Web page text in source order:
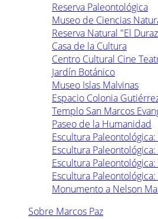
Reserva Paleontológica
Museo de Ciencias
Reserva Natural "El
Casa de la Cultura
Centro Cultural Cine
Jardín Botánico
Museo Islas Malvinas
Espacio Colonia
Templo San Marcos
Paseo de la Humanidad
Escultura
Escultura
Escultura
Escultura
Monumento a Nelson
Sobre Marcos Paz